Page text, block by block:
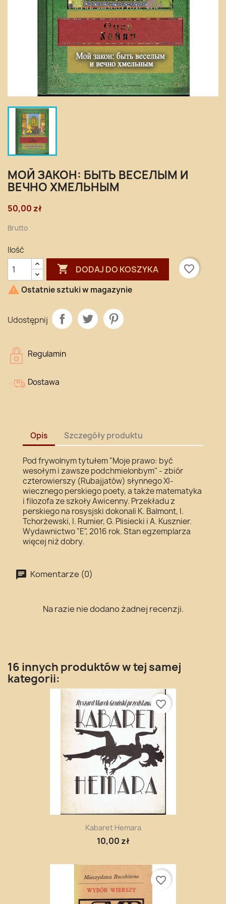
МОЙ ЗАКОН: БЫТЬ ВЕСЕЛЫМ И
ВЕЧНО ХМЕЛЬНЫМ
50,00 zł
Brutto
Ilość
 DODAJ DO KOSZYKA
favorite_border
 Ostatnie sztuki w magazynie
Udostępnij
Regulamin
Dostawa
Opis Szczegóły produktu
Pod frywolnym tytułem "Moje prawo: być
wesołym i zawsze podchmielonbym" - zbiór
czterowierszy (Rubajjatów) słynnego XI-
wiecznego perskiego poety, a także matematyka
i filozofa ze szkoły Awicenny. Przekładu z
perskiego na rosysjski dokonali K. Balmont, I.
Tchorżewski, I. Rumier, G. Plisiecki i A. Kusznier.
Wydawnictwo "E", 2016 rok. Stan egzemplarza
więcej niż dobry.
Komentarze (0)
Na razie nie dodano żadnej recenzji.
16 innych produktów w tej samej
kategorii:
Kabaret Hemara
10,00 zł
favorite_border
favorite_border